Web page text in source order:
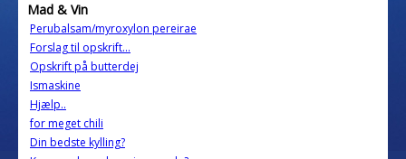
Mad & Vin
Perubalsam/myroxylon pereirae
Forslag til opskrift...
Opskrift på butterdej
Ismaskine
Hjælp..
for meget chili
Din bedste kylling?